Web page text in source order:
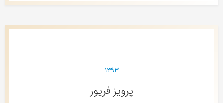
۱۳۹۳
پرویز فریور